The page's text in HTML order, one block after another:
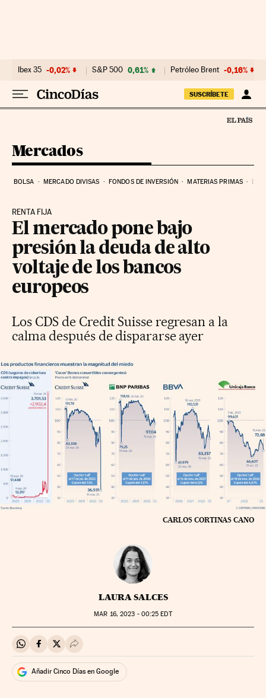
Ibex 35 -0,02% S&P 500 0,61% Petróleo Brent -0,16%
SUSCRÍBETE
Mercados
BOLSA MERCADO DIVISAS FONDOS DE INVERSIÓN MATERIAS PRIMAS
RENTA FIJA
El mercado pone bajo
presión la deuda de alto
voltaje de los bancos
europeos
Los CDS de Credit Suisse regresan a la
calma después de dispararse ayer
CARLOS CORTINAS CANO
LAURA SALCES
MAR 16, 2023 - 00:25 EDT
Compartir en Whatsapp
Compartir en Facebook
Compartir en Twitter
Desplegar Redes Sociales
Añadir Cinco Días en Google